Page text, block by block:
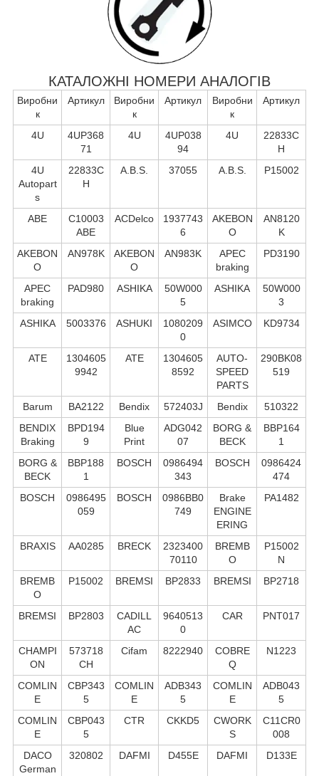
КАТАЛОЖНІ НОМЕРИ АНАЛОГІВ
Виробни
к
Артикул
Виробни
к
Артикул
Виробни
к
Артикул
4U
4UP368
71
4U
4UP038
94
4U
22833C
H
4U
Autopart
s
22833C
H
A.B.S. 37055 A.B.S. P15002
ABE
C10003
ABE
ACDelco
1937743
6
AKEBON
O
AN8120
K
AKEBON
O
AN978K
AKEBON
O
AN983K
APEC
braking
PD3190
APEC
braking
PAD980 ASHIKA
50W000
5
ASHIKA
50W000
3
ASHIKA
5003376 ASHUKI
1080209
0
ASIMCO KD9734
ATE
1304605
9942
ATE
1304605
8592
AUTO-
SPEED
PARTS
290BK08
519
Barum BA2122 Bendix 572403J Bendix
510322
BENDIX
Braking
BPD194
9
Blue
Print
ADG042
07
BORG &
BECK
BBP164
1
BORG &
BECK
BBP188
1
BOSCH
0986494
343
BOSCH
0986424
474
BOSCH
0986495
059
BOSCH
0986BB0
749
Brake
ENGINE
ERING
PA1482
BRAXIS AA0285 BRECK
2323400
70110
BREMB
O
P15002
N
BREMB
O
P15002 BREMSI BP2833 BREMSI BP2718
BREMSI BP2803
CADILL
AC
9640513
0
CAR PNT017
CHAMPI
ON
573718
CH
Cifam 8222940
COBRE
Q
N1223
COMLIN
E
CBP343
5
COMLIN
E
ADB343
5
COMLIN
E
ADB043
5
COMLIN
E
CBP043
5
CTR CKKD5
CWORK
S
C11CR0
008
DACO
German
320802 DAFMI D455E DAFMI D133E